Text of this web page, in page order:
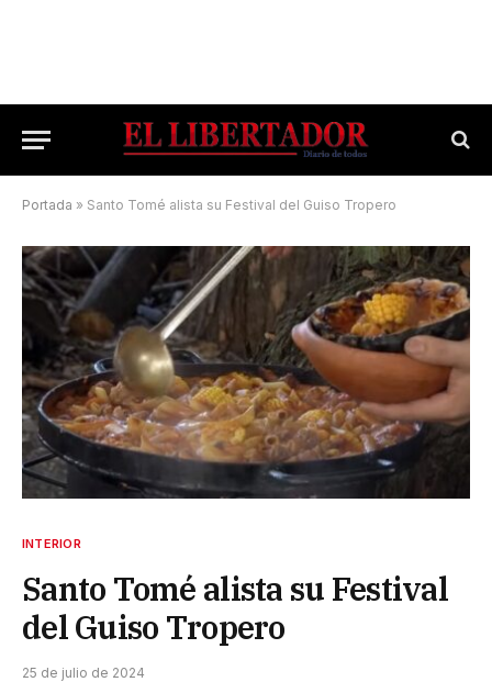
Portada » Santo Tomé alista su Festival del Guiso Tropero
INTERIOR
Santo Tomé alista su Festival
del Guiso Tropero
25 de julio de 2024